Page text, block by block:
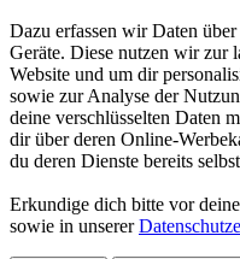
Dazu erfassen wir Daten
Geräte. Diese nutzen wir zur
Website und um dir
sowie zur Analyse der
deine verschlüsselten Daten
dir über deren Online-
du deren Dienste bereits
Erkundige dich bitte vor
sowie in unserer